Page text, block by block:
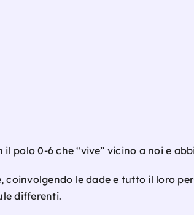
polo 0-6 che “vive” vicino a noi e
le dade e tutto il loro
differenti.